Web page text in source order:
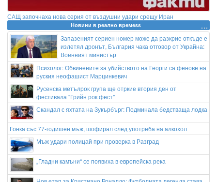
САЩ започнаха нова серия от въздушни удари срещу Иран
Новини в реално времеss
Запазеният сериен номер може да разкрие откъде е
излетял дронът, България чака отговор от Украйна:
Военният министър
Психолог: Обвинените за убийството на Георги са фенове на
руския неофашист Марцинкевич
Русенска метълрок група ще отркие втория ден от
фестивала "Грийн рок фест"
Скандал с яхтата на Зукърбърг: Подминала бедстваща лодка
Гонка със 77-годишен мъж, шофирал след употреба на алкохол
Мъж удари полицай при проверка в Разград
„Гладни камъни“ се появиха в европейска река